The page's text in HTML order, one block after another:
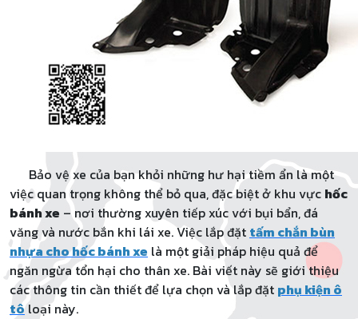
Bảo vệ xe của bạn khỏi những hư hại tiềm ẩn là một
việc quan trọng không thể bỏ qua, đặc biệt ở khu vực hốc
bánh xe – nơi thường xuyên tiếp xúc với bụi bẩn, đá
văng và nước bắn khi lái xe. Việc lắp đặt tấm chắn bùn
nhựa cho hốc bánh xe là một giải pháp hiệu quả để
ngăn ngừa tổn hại cho thân xe. Bài viết này sẽ giới thiệu
các thông tin cần thiết để lựa chọn và lắp đặt phụ kiện ô
tôloại này.